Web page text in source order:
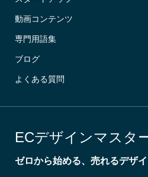
動画コンテンツ
専門用語集
ブログ
よくある質問
ECデザインマスタ
ゼロから始める、売れるデザイ